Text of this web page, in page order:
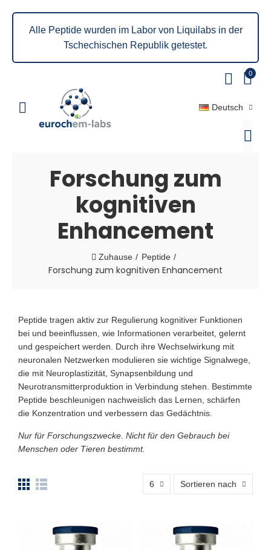
Alle Peptide wurden im Labor von Liquilabs in der
Tschechischen Republik getestet.
0
Deutsch
Forschung zum
kognitiven
Enhancement
Zuhause Peptide
Forschung zum kognitiven Enhancement
Peptide tragen aktiv zur Regulierung kognitiver Funktionen
bei und beeinflussen, wie Informationen verarbeitet, gelernt
und gespeichert werden. Durch ihre Wechselwirkung mit
neuronalen Netzwerken modulieren sie wichtige Signalwege
die mit Neuroplastizität, Synapsenbildung und
Neurotransmitterproduktion in Verbindung stehen. Bestimmte
Peptide beschleunigen nachweislich das Lernen, schärfen
die Konzentration und verbessern das Gedächtnis
Nur für Forschungszwecke. Nicht für den Gebrauch bei
Menschen oder Tieren bestimmt.
6 Sortieren nach